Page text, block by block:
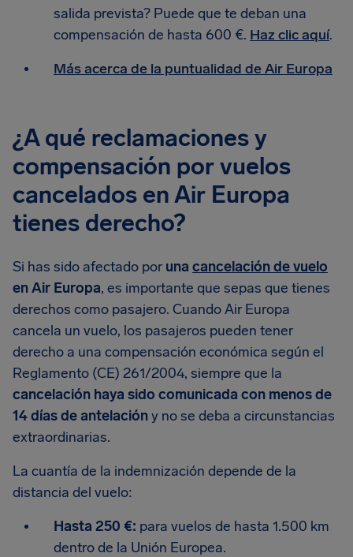
salida prevista? Puede que te deban una
compensación de hasta 600 €. Haz clic aquí.
Más acerca de la puntualidad de Air Europa
¿A qué reclamaciones y
compensación por vuelos
cancelados en Air Europa
tienes derecho?
Si has sido afectado por una cancelación de vuelo
en Air Europa, es importante que sepas que tienes
derechos como pasajero. Cuando Air Europa
cancela un vuelo, los pasajeros pueden tener
derecho a una compensación económica según el
Reglamento (CE) 261/2004, siempre que la
cancelación haya sido comunicada con menos de
14 días de antelacióny no se deba a circunstancias
extraordinarias.
La cuantía de la indemnización depende de la
distancia del vuelo:
Hasta 250 €: para vuelos de hasta 1.500 km
dentro de la Unión Europea.